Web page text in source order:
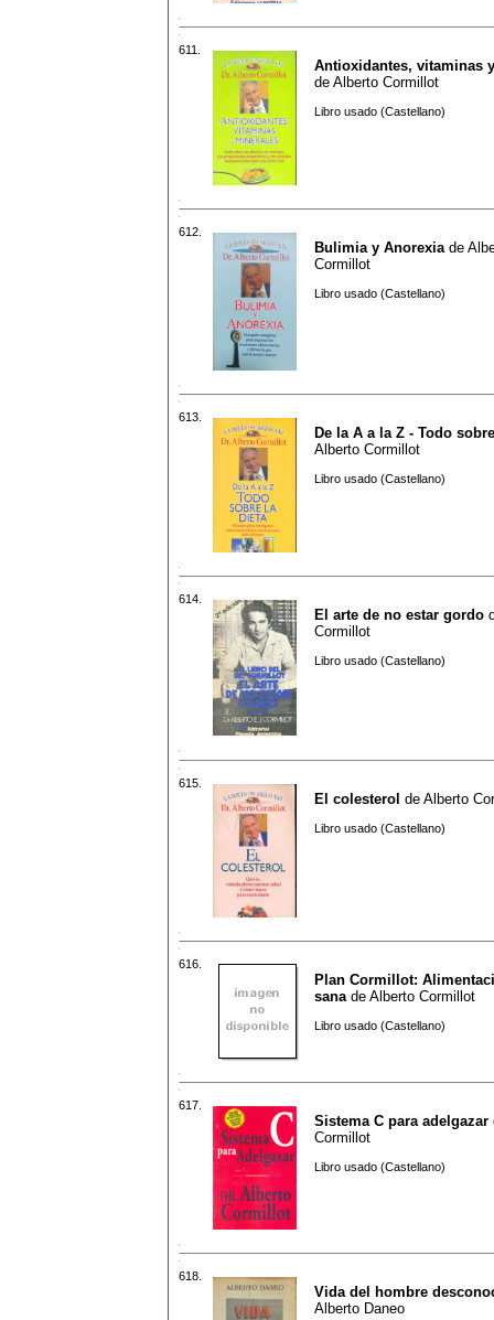
611.
Antioxidantes, vitaminas
de Alberto Cormillot
Libro usado (Castellano)
612.
Bulimia y Anorexia de
Cormillot
Libro usado (Castellano)
613.
De la A a la Z - Todo
Alberto Cormillot
Libro usado (Castellano)
614.
El arte de no estar gordo
Cormillot
Libro usado (Castellano)
615.
El colesterol de Alberto
Libro usado (Castellano)
616.
Plan Cormillot:
sana de Alberto Cormillot
Libro usado (Castellano)
617.
Sistema C para adelgazar
Cormillot
Libro usado (Castellano)
618.
Vida del hombre
Alberto Daneo